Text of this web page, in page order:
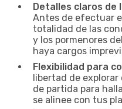
Detalles claros de
Antes de efectuar
totalidad de las
y los pormenores
haya cargos
Flexibilidad para
libertad de
de partida para
se alinee con tus